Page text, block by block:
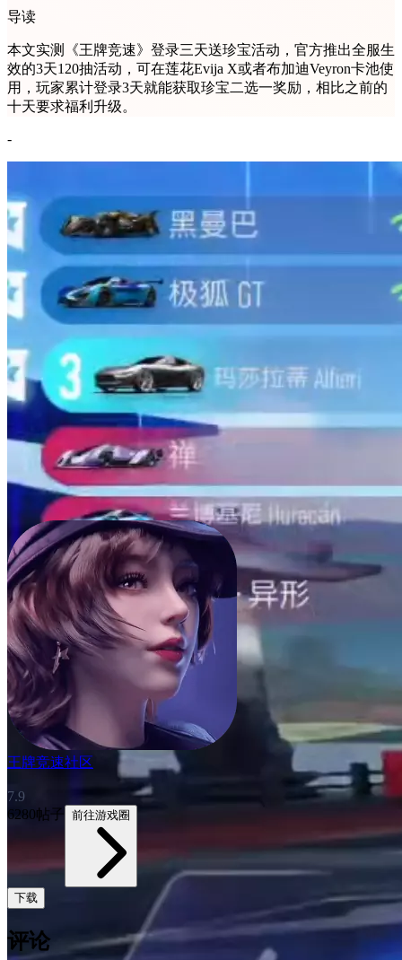
导读
本文实测《王牌竞速》登录三天送珍宝活动，官方推出全服生
效的3天120抽活动，可在莲花Evija X或者布加迪Veyron卡池使
用，玩家累计登录3天就能获取珍宝二选一奖励，相比之前的
十天要求福利升级。
-
王牌竞速社区
7.9
6280帖子 前往游戏圈
下载
评论